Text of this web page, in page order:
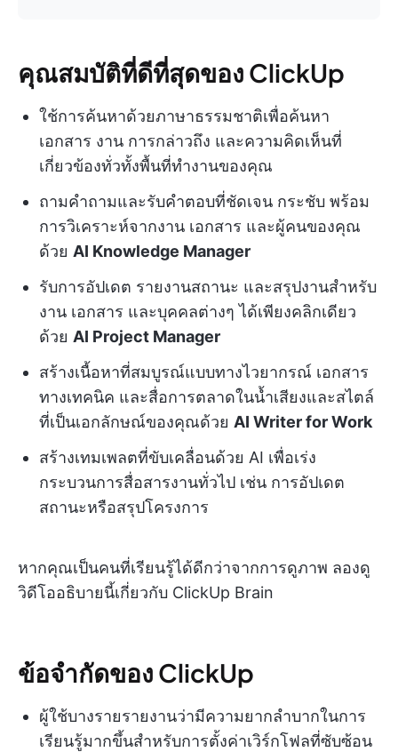
คุณสมบัติที่ดีที่สุดของ ClickUp
ใช้การค้นหาด้วยภาษาธรรมชาติเพื่อค้นหา
เอกสาร งาน การกล่าวถึง และความคิดเห็นที่
เกี่ยวข้องทั่วทั้งพื้นที่ทำงานของคุณ
ถามคำถามและรับคำตอบที่ชัดเจน กระชับ พร้อม
การวิเคราะห์จากงาน เอกสาร และผู้คนของคุณ
ด้วย AI Knowledge Manager
รับการอัปเดต รายงานสถานะ และสรุปงานสำหรับ
งาน เอกสาร และบุคคลต่างๆ ได้เพียงคลิกเดียว
ด้วย AI Project Manager
สร้างเนื้อหาที่สมบูรณ์แบบทางไวยากรณ์ เอกสาร
ทางเทคนิค และสื่อการตลาดในน้ำเสียงและสไตล์
ที่เป็นเอกลักษณ์ของคุณด้วย AI Writer for Work
สร้างเทมเพลตที่ขับเคลื่อนด้วย AI เพื่อเร่ง
กระบวนการสื่อสารงานทั่วไป เช่น การอัปเดต
สถานะหรือสรุปโครงการ
หากคุณเป็นคนที่เรียนรู้ได้ดีกว่าจากการดูภาพ ลองดู
วิดีโออธิบายนี้เกี่ยวกับ ClickUp Brain
ข้อจำกัดของ ClickUp
ผู้ใช้บางรายรายงานว่ามีความยากลำบากในการ
เรียนรู้มากขึ้นสำหรับการตั้งค่าเวิร์กโฟลที่ซับซ้อน